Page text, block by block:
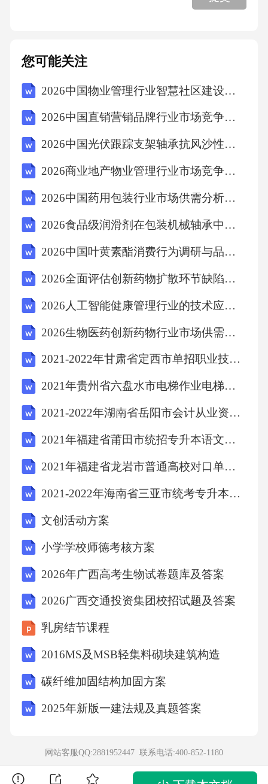
超系统冷却系统
超系统的过去
热场
超系统的未来铝屑刀片发热
子系统
机械能
车床内空间
子系统的过去
子系统的未来
Step1:确定资源列表Step2:资源应用原则Step3:构
造概念方案
资源分析方案二：利用主轴高速旋转的动力，
将冷却液打散，从而降低温度课程主要内容
屑粘结在刀片上产生积屑瘤有害功能为入手点
解决问题技术冲突描述：
10.预先作用原理20.有效作用的连续性18.机械振
动原理28.机械系统代替课程主要内容方案三：
预先作用原理方案三：预先作用原理
运用预先作用原理，精加工铝合金材料时，为
您可能关注
2026中国物业管理行业智慧社区建设发展评估规划报告
2026中国直销营销品牌行业市场竞争分析及营销模式与消费者信任建立探讨报告
2026中国光伏跟踪支架轴承抗风沙性能测试与选型指南报告
2026商业地产物业管理行业市场竞争分析投资合理规划风险评估发展科学研究内容
2026中国药用包装行业市场供需分析及投资评估规划分析研究报告
2026食品级润滑剂在包装机械轴承中的技术替代路径
2026中国叶黄素酯消费行为调研与品牌忠诚度建设专题报告
2026全面评估创新药物扩散环节缺陷优化管理工艺组织考察
2026人工智能健康管理行业的技术应用研究及市场
2026生物医药创新药物行业市场供需分析及未来发展评估规划研究报告
2021-2022年甘肃省定西市单招职业技能预测试题(含答案)
2021年贵州省六盘水市电梯作业电梯修理作业T测试题一（附答案）
2021-2022年湖南省岳阳市会计从业资格财经法规重点汇总（含答案）
2021年福建省莆田市统招专升本语文自考模拟考试(含答案)
2021年福建省龙岩市普通高校对口单招英语自考预测试题(含答案)
2021-2022年海南省三亚市统考专升本管理学模拟考试(含答案)
文创活动方案
小学学校师德考核方案
2026年广西高考生物试卷题库及答案
2026广西交通投资集团校招试题及答案
乳房结节课程
2016MS及MSB轻集料砌块建筑构造
碳纤维加固结构加固方案
2025年新版一建法规及真题答案
网站客服QQ:2881952447 联系电话:400-852-1180